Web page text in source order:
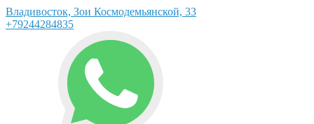
Владивосток, Зои Космодемьянской, 33
+79244284835